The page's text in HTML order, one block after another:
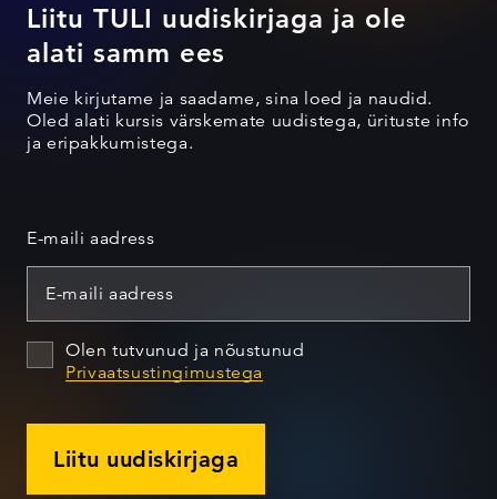
Liitu TULI uudiskirjaga ja ole
alati samm ees
Meie kirjutame ja saadame, sina loed ja naudid.
Oled alati kursis värskemate uudistega, ürituste info
ja eripakkumistega.
E-maili aadress
Olen tutvunud ja nõustunud
Privaatsustingimustega
Liitu uudiskirjaga